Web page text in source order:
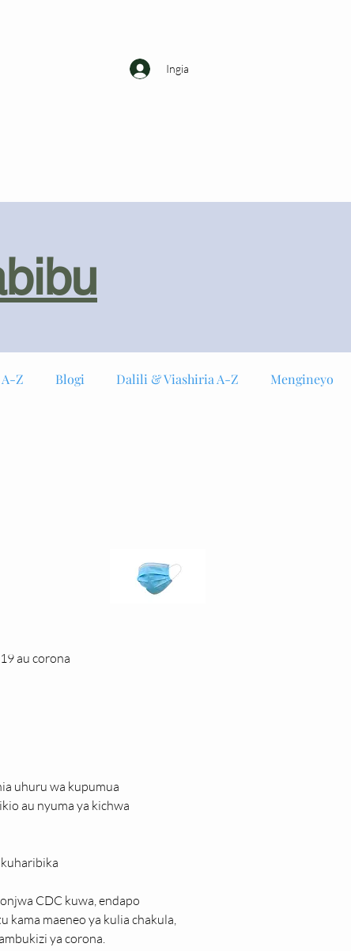
Ingia
A-Z Blogi Dalili & Viashiria A-Z Mengineyo
au corona
uhuru wa kupumua
au nyuma ya kichwa
CDC kuwa, endapo
kama maeneo ya kulia chakula,
ya corona.